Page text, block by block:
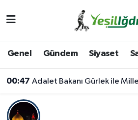
Genel Gündem Siyaset
00:47 Adalet Bakanı Gürlek ile Milletvekili Alagöz,
Iğdır Trafik Yoğunluk Haritası